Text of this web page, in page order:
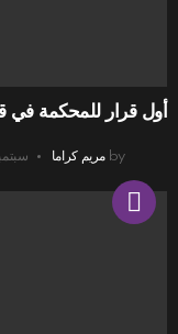
أول قرار للمحكمة في
by مريم كراما سبتمبر 14, 2023,